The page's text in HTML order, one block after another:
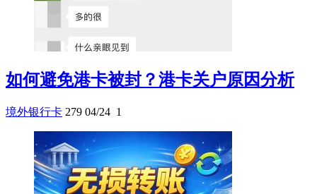
如何避免港卡被封？港卡关户原因分析
境外银行卡 279 04/24 1